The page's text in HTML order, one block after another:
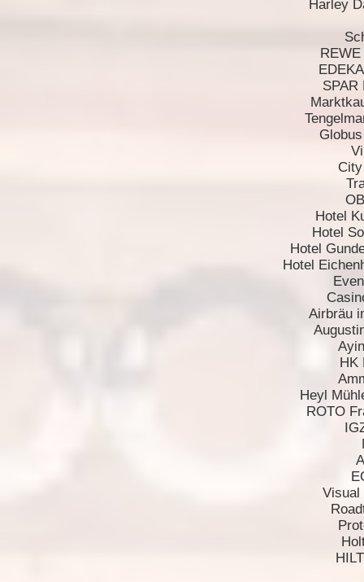
Harley
SPAR
Hotel
Hotel
Hotel
Hotel
Airbräu
HK
Heyl
ROTO
Visual